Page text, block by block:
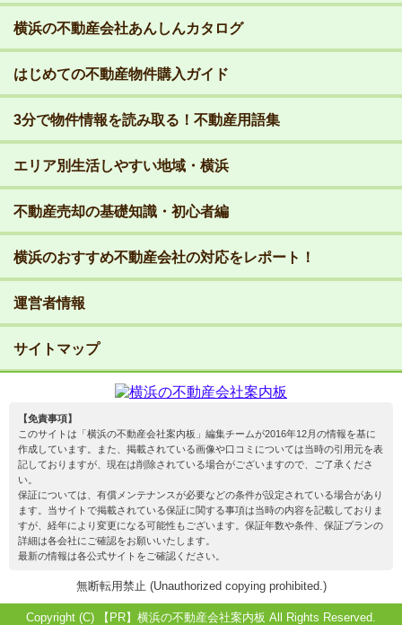
【免責事項】
このサイトは「横浜の不動産会社案内板」編集チームが2016年12月の情報を基に
作成しています。また、掲載されている画像や口コミについては当時の引用元を表
記しておりますが、現在は削除されている場合がございますので、ご了承くださ
い。
保証については、有償メンテナンスが必要などの条件が設定されている場合があり
ます。当サイトで掲載されている保証に関する事項は当時の内容を記載しておりま
すが、経年により変更になる可能性もございます。保証年数や条件、保証プランの
詳細は各会社にご確認をお願いいたします。
最新の情報は各公式サイトをご確認ください。
横浜の不動産会社あんしんカタログ
はじめての不動産物件購入ガイド
3分で物件情報を読み取る！不動産用語集
エリア別生活しやすい地域・横浜
不動産売却の基礎知識・初心者編
横浜のおすすめ不動産会社の対応をレポート！
運営者情報
サイトマップ
無断転用禁止 (Unauthorized copying prohibited.)
Copyright (C) 横浜の不動産会社案内板 All Rights Reserved.